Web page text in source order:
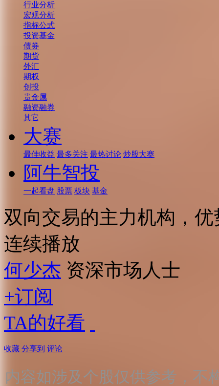
行业分析
宏观分析
指标公式
投资基金
债券
期货
外汇
期权
创投
贵金属
融资融券
其它
大赛
最佳收益 最多关注 最热讨论 炒股大赛
阿牛智投
一起看盘 股票 板块 基金
双向交易的主力机构，优
连续播放
何少杰 资深市场人士
+订阅
TA的好看
收藏 分享到 评论
内容如涉及个股仅供参考，不